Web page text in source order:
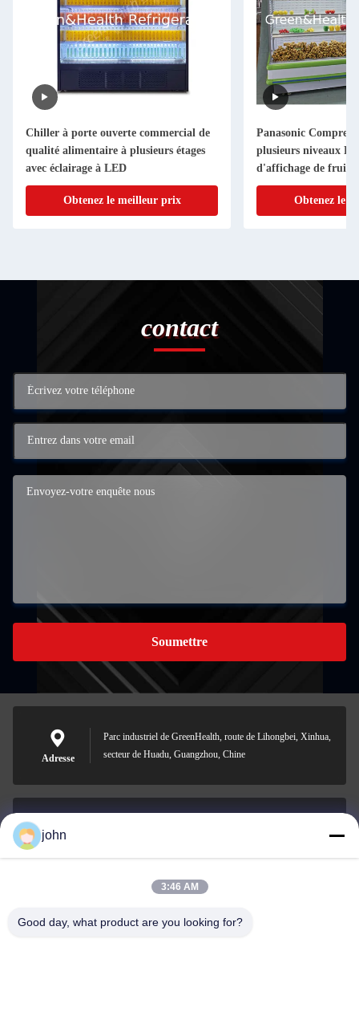
Chiller à porte ouverte commercial de
qualité alimentaire à plusieurs étages
avec éclairage à LED
Obtenez le meilleur prix
Panasonic
plusieurs niveaux
d'affichage de fruits
Obtenez le
contact
Soumettre
Adresse
Parc industriel de GreenHealth, route de Lihongbei, Xinhua,
secteur de Huadu, Guangzhou, Chine
0086-153-7406-6785
john
3:46 AM
Good day, what product are you looking for?